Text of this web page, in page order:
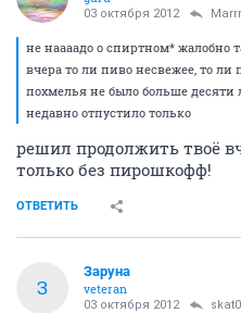
03 октября 2012
не наааадо о спиртном* жалобно
вчера то ли пиво несвежее, то ли
похмелья не было больше десяти
недавно отпустило только
решил продолжить твоё
только без пирошкофф!
ОТВЕТИТЬ
З
Заруна
veteran
03 октября 2012